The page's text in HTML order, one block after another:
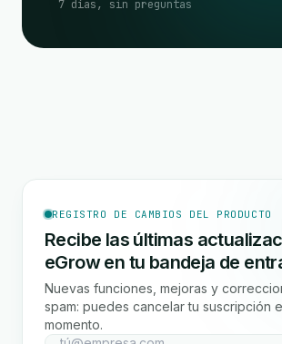
7 días, sin preguntas
REGISTRO DE CAMBIOS DEL PRODUCTO
Recibe las últimas
eGrow en tu bandeja de
Nuevas funciones, mejoras y
spam: puedes cancelar tu suscripción
momento.